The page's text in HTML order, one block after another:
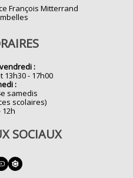
François Mitterrand
:
13h30 - 17h00
:
samedis
scolaires)
12h
SOCIAUX